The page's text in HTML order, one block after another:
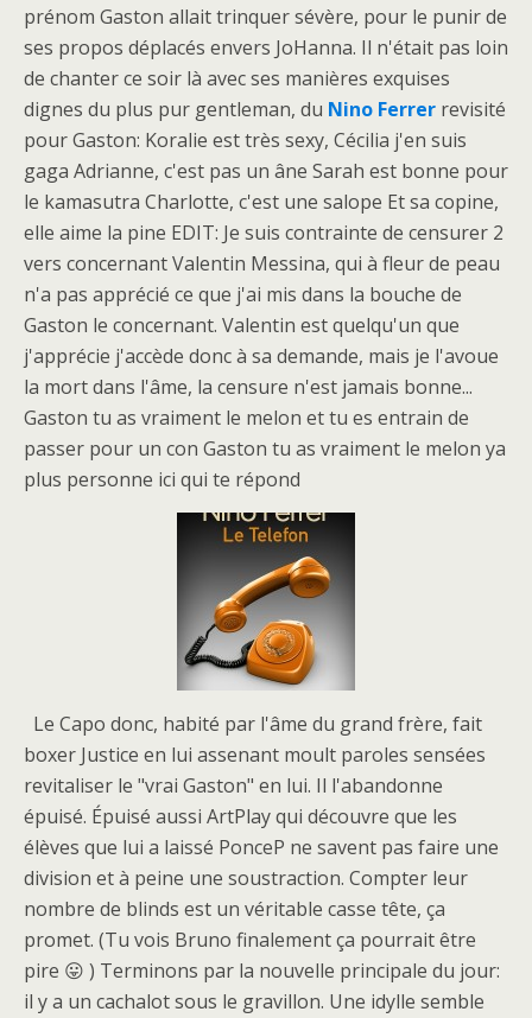
prénom Gaston allait trinquer sévère, pour le punir de
ses propos déplacés envers JoHanna. Il n'était pas loin
de chanter ce soir là avec ses manières exquises
dignes du plus pur gentleman, du Nino Ferrer revisité
pour Gaston: Koralie est très sexy, Cécilia j'en suis
gaga Adrianne, c'est pas un âne Sarah est bonne pour
le kamasutra Charlotte, c'est une salope Et sa copine,
elle aime la pine EDIT: Je suis contrainte de censurer 2
vers concernant Valentin Messina, qui à fleur de peau
n'a pas apprécié ce que j'ai mis dans la bouche de
Gaston le concernant. Valentin est quelqu'un que
j'apprécie j'accède donc à sa demande, mais je l'avoue
la mort dans l'âme, la censure n'est jamais bonne...
Gaston tu as vraiment le melon et tu es entrain de
passer pour un con Gaston tu as vraiment le melon ya
plus personne ici qui te répond
Le Capo donc, habité par l'âme du grand frère, fait
boxer Justice en lui assenant moult paroles sensées
revitaliser le "vrai Gaston" en lui. Il l'abandonne
épuisé. Épuisé aussi ArtPlay qui découvre que les
élèves que lui a laissé PonceP ne savent pas faire une
division et à peine une soustraction. Compter leur
nombre de blinds est un véritable casse tête, ça
promet. (Tu vois Bruno finalement ça pourrait être
pire 😛 ) Terminons par la nouvelle principale du jour:
il y a un cachalot sous le gravillon. Une idylle semble